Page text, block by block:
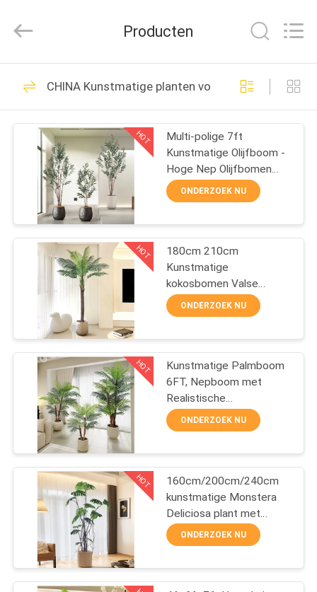
THUIS
PRODUCTEN
VIDEO'S
OVER
ONS
FABRIEKSTOCHT
KWALITEITSCONTROLE
NEEM
CONTACT
MET
ONS
OP
NIEUWS
GEVALLEN
Rights
by
Kunstmatige planten
voor huishoudelijke
inrichting
181
Kunstmatige grote
boom
61
Grote kunstmatige
palmboom
Kunstmatige
Producten
CHINA Kunstmatige planten voor huishoudelijke
HOT
Multi-polige 7ft
Kunstmatige Olijfboom -
Hoge Nep Olijfbomen
Kunstmatig Binnen -
Grote Nep Olijfboom
ONDERZOEK NU
HOT
180cm 210cm
Kunstmatige
kokosbomen Valse
planten Grote groene
palmbonsai
ONDERZOEK NU
HOT
Kunstmatige Palmboom
6FT, Nepboom met
Realistische
Vezelstammen,
Kunstmatige Tropische
voor Huisdecoratie
Kantoordecoratie Binnen
ONDERZOEK NU
HOT
160cm/200cm/240cm
kunstmatige Monstera
Deliciosa plant met
dichte bladeren
ONDERZOEK NU